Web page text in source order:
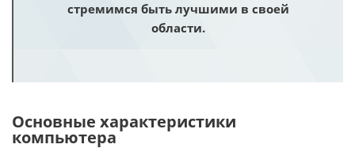
стремимся быть лучшими в своей
области.
Основные характеристики
компьютера